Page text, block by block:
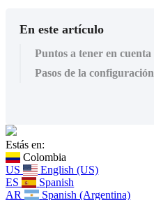
En este artículo
Puntos a tener en cuenta
Pasos de la configuración
Estás en:
Colombia
US
English (US)
ES
Spanish
AR
Spanish (Argentina)